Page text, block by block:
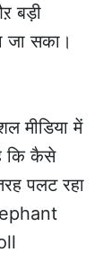
बड़ी
जा सका।
मीडिया में
कि कैसे
पलट रहा